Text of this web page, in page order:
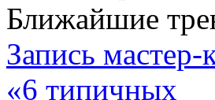
Ближайшие
Запись мастер-
«6 типичных